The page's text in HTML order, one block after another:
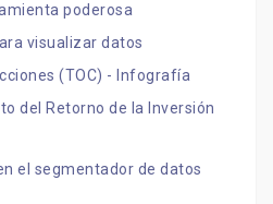
poderosa
visualizar datos
(TOC) - Infografía
del Retorno de la Inversión
el segmentador de datos